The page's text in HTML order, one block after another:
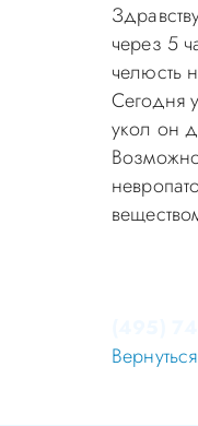
через 5
челюсть
Сегодня
укол он